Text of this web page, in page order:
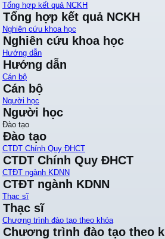
Tổng hợp kết quả NCKH
Tổng hợp kết quả NCKH
Nghiên cứu khoa học
Nghiên cứu khoa học
Hướng dẫn
Hướng dẫn
Cán bộ
Cán bộ
Người học
Người học
Đào tạo
Đào tạo
CTDT Chính Quy ĐHCT
CTDT Chính Quy ĐHCT
CTĐT ngành KDNN
CTĐT ngành KDNN
Thạc sĩ
Thạc sĩ
Chương trình đào tạo theo khóa
Chương trình đào tạo theo